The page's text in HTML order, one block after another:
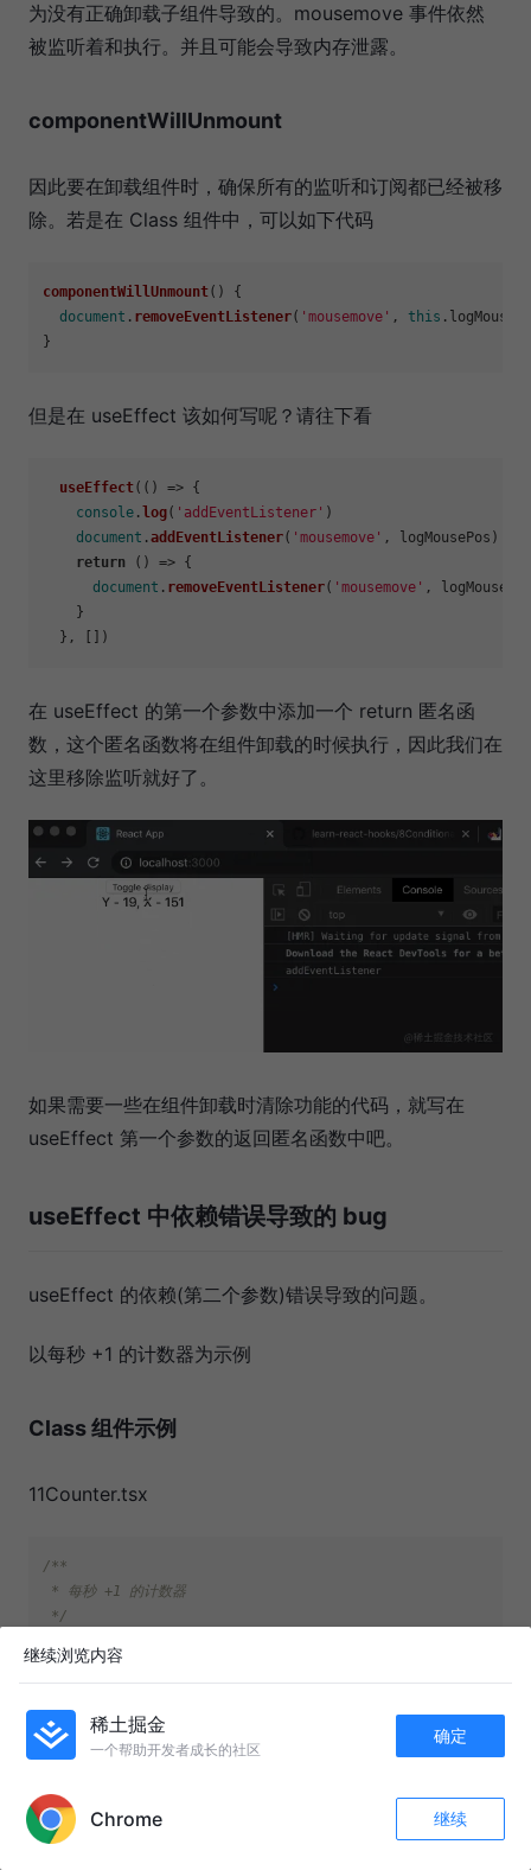
为没有正确卸载子组件导致的。mousemove 事件依然
被监听着和执行。并且可能会导致内存泄露。
componentWillUnmount
因此要在卸载组件时，确保所有的监听和订阅都已经被移
除。若是在 Class 组件中，可以如下代码
componentWillUnmount( ) {
document . removeEventListener( 'mousemove' , this .
但是在 useEffect 该如何写呢？请往下看
useEffect( () => {
console . log( 'addEventListener' )
document .addEventListener( 'mousemove' , logMousePos)
return
() => {
document . removeEventListener( 'mousemove' ,
    }
在 useEffect 的第一个参数中添加一个 return 匿名函
数，这个匿名函数将在组件卸载的时候执行，因此我们在
这里移除监听就好了。
如果需要一些在组件卸载时清除功能的代码，就写在
useEffect 第一个参数的返回匿名函数中吧。
useEffect 中依赖错误导致的 bug
useEffect 的依赖(第二个参数)错误导致的问题。
以每秒 +1 的计数器为示例
Class 组件示例
11Counter.tsx
/**
* 每秒 +1 的计数器
*/
import React
class Counter extends
  }
21
继续浏览内容
稀土掘金
一个帮助开发者成长的社区
确定
Chrome 继续